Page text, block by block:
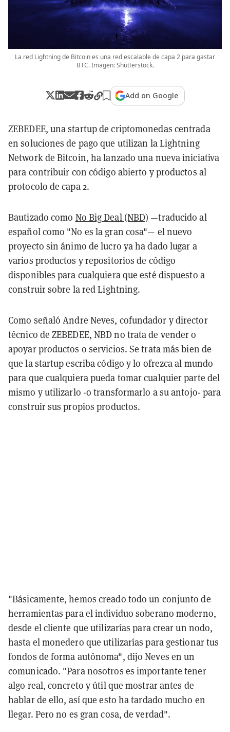
La red Lightning de Bitcoin es una red escalable de capa 2 para gastar
BTC. Imagen: Shutterstock.
Add on Google
ZEBEDEE, una startup de criptomonedas centrada
en soluciones de pago que utilizan la Lightning
Network de Bitcoin, ha lanzado una nueva iniciativa
para contribuir con código abierto y productos al
protocolo de capa 2.
Bautizado como No Big Deal (NBD) —traducido al
español como "No es la gran cosa"— el nuevo
proyecto sin ánimo de lucro ya ha dado lugar a
varios productos y repositorios de código
disponibles para cualquiera que esté dispuesto a
construir sobre la red Lightning.
Como señaló Andre Neves, cofundador y director
técnico de ZEBEDEE, NBD no trata de vender o
apoyar productos o servicios. Se trata más bien de
que la startup escriba código y lo ofrezca al mundo
para que cualquiera pueda tomar cualquier parte del
mismo y utilizarlo -o transformarlo a su antojo- para
construir sus propios productos.
"Básicamente, hemos creado todo un conjunto de
herramientas para el individuo soberano moderno,
desde el cliente que utilizarías para crear un nodo,
hasta el monedero que utilizarías para gestionar tus
fondos de forma autónoma", dijo Neves en un
comunicado. "Para nosotros es importante tener
algo real, concreto y útil que mostrar antes de
hablar de ello, así que esto ha tardado mucho en
llegar. Pero no es gran cosa, de verdad".